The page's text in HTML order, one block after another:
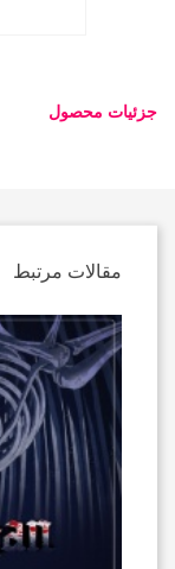
جزئیات محصول
مقالات مرتبط